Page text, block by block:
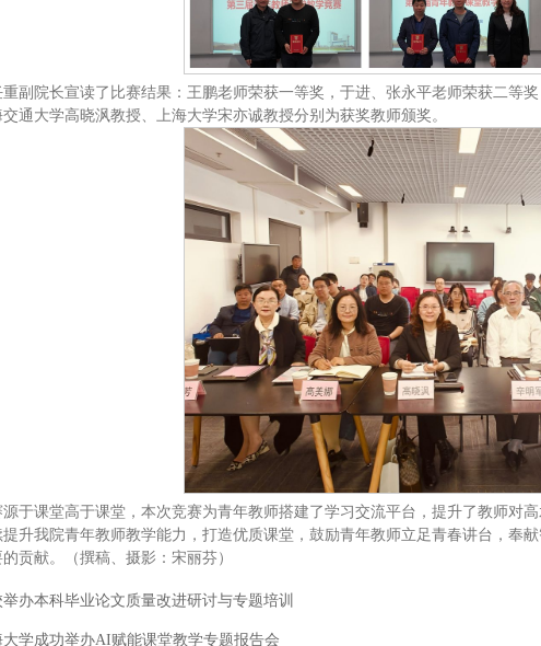
副院长宣读了比赛结果：王鹏老师荣获一等奖，于进、张永平老师荣获二等
通大学高晓沨教授、上海大学宋亦诚教授分别为获奖教师颁奖。
于课堂高于课堂，本次竞赛为青年教师搭建了学习交流平台，提升了教师对
升我院青年教师教学能力，打造优质课堂，鼓励青年教师立足青春讲台，奉
贡献。（撰稿、摄影：宋丽芬）
办本科毕业论文质量改进研讨与专题培训
大学成功举办AI赋能课堂教学专题报告会